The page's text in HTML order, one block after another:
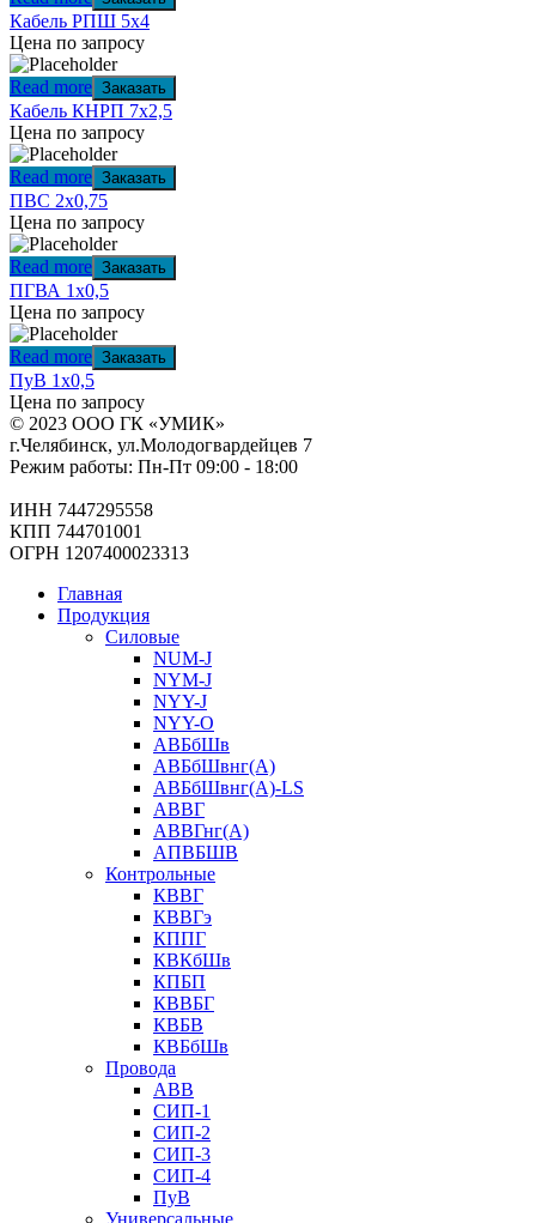
Кабель РПШ 5х4
Цена по запросу
Read more Заказать
Кабель КНРП 7х2,5
Цена по запросу
Read more Заказать
ПВС 2х0,75
Цена по запросу
Read more Заказать
ПГВА 1х0,5
Цена по запросу
Read more Заказать
ПуВ 1х0,5
Цена по запросу
© 2023 ООО ГК «УМИК»
г.Челябинск, ул.Молодогвардейцев 7
Режим работы: Пн-Пт 09:00 - 18:00
ИНН 7447295558
КПП 744701001
ОГРН 1207400023313
Главная
Продукция
Силовые
NUM-J
NYM-J
NYY-J
NYY-O
АВБбШв
АВБбШвнг(А)
АВБбШвнг(А)-LS
АВВГ
АВВГнг(А)
АПВБШВ
Контрольные
КВВГ
КВВГэ
КППГ
КВКбШв
КПБП
КВВБГ
КВБВ
КВБбШв
Провода
АВВ
СИП-1
СИП-2
СИП-3
СИП-4
ПуВ